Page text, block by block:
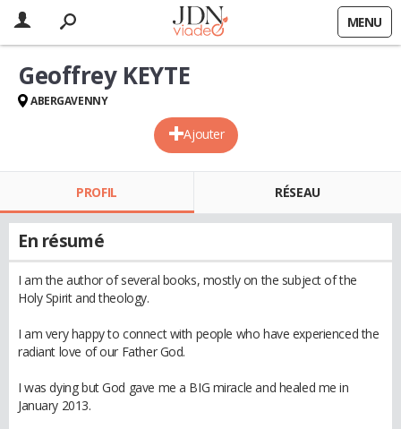
MENU
Ajouter
Geoffrey KEYTE
ABERGAVENNY
PROFIL RÉSEAU
En résumé
I am the author of several books, mostly on the subject of the
Holy Spirit and theology.
I am very happy to connect with people who have experienced the
radiant love of our Father God.
I was dying but God gave me a BIG miracle and healed me in
January 2013.